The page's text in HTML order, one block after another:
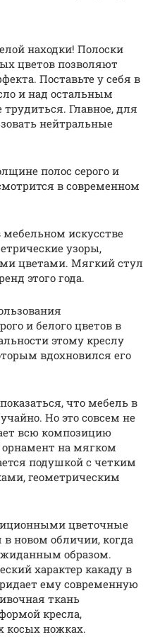
находки! Полоски
цветов позволяют
Поставьте у себя в
и над остальным
Главное, для
нейтральные
полос серого и
в современном
искусстве
узоры,
цветами. Мягкий стул
этого года.
и белого цветов в
этому креслу
вдохновился его
что мебель в
Но это совсем не
всю композицию
на мягком
подушкой с четким
геометрическим
цветочные
новом обличии, когда
образом.
характер какаду в
ему современную
ткань
кресла,
косых ножках.